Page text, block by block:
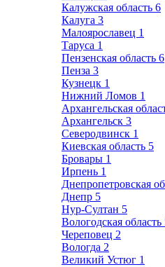
Калужская область 6
Калуга 3
Малоярославец 1
Таруса 1
Пензенская область 6
Пенза 3
Кузнецк 1
Нижний Ломов 1
Архангельская
Архангельск 3
Северодвинск 1
Киевская область 5
Бровары 1
Ирпень 1
Днепропетровская
Днепр 5
Нур-Султан 5
Вологодская область
Череповец 2
Вологда 2
Великий Устюг 1